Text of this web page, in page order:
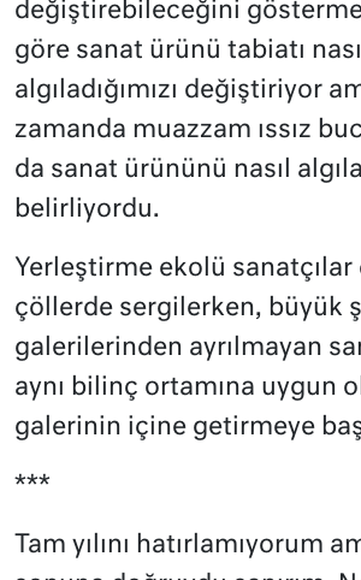
değiştirebileceğini
göre sanat ürünü tabiatı
algıladığımızı değiştiriyor
zamanda muazzam ıssız
da sanat ürününü nasıl
belirliyordu.
Yerleştirme ekolü sanatçılar
çöllerde sergilerken, büyük
galerilerinden ayrılmayan
aynı bilinç ortamına uygun
galerinin içine getirmeye
***
Tam yılını hatırlamıyorum